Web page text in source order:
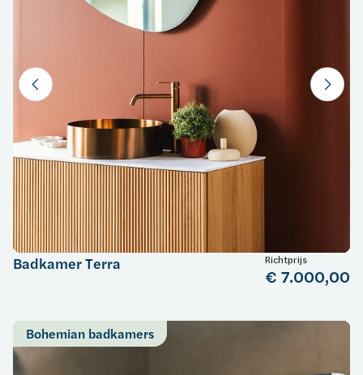
Badkamer Terra Richtprijs
€ 7.000,00
Bohemian badkamers